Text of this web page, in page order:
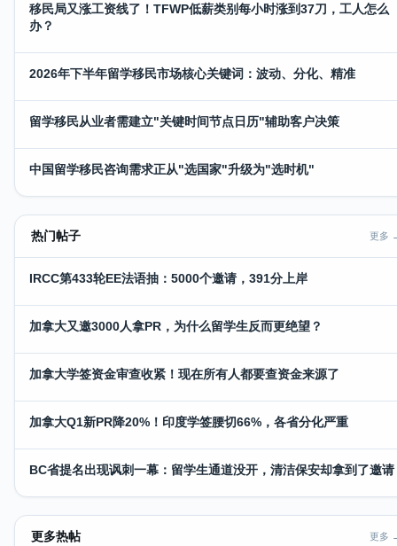
移民局又涨工资线了！TFWP低薪类别每小时涨到37刀，工人怎么
办？
2026年下半年留学移民市场核心关键词：波动、分化、精准
留学移民从业者需建立"关键时间节点日历"辅助客户决策
中国留学移民咨询需求正从"选国家"升级为"选时机"
热门帖子 更多
IRCC第433轮EE法语抽：5000个邀请，391分上岸
加拿大又邀3000人拿PR，为什么留学生反而更绝望？
加拿大学签资金审查收紧！现在所有人都要查资金来源了
加拿大Q1新PR降20%！印度学签腰切66%，各省分化严重
BC省提名出现讽刺一幕：留学生通道没开，清洁保安却拿到了邀请
更多热帖 更多